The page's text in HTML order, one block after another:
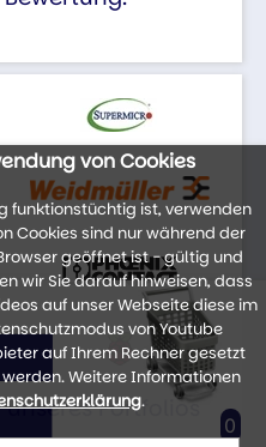
Portfolios
von Cookies
funktionstüchtig ist, verwenden
Cookies sind nur während der
geöffnet ist - gültig und
wir Sie darauf hinweisen, dass
auf unser Webseite diese im
von Youtube
auf Ihrem Rechner gesetzt
Weitere Informationen
.
0